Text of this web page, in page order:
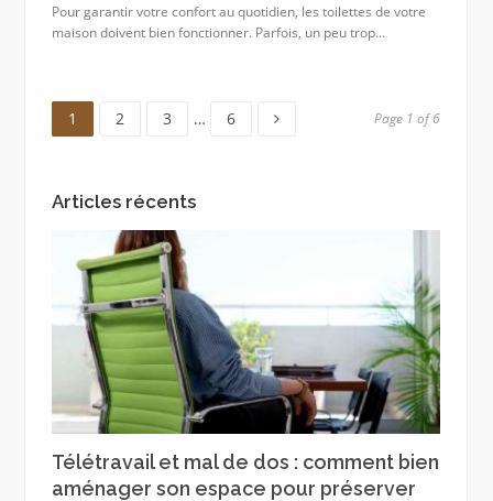
Pour garantir votre confort au quotidien, les toilettes de votre
maison doivent bien fonctionner. Parfois, un peu trop...
Page
1 Page
2 Page
3 … Page
6 Page 1 of 6
Articles récents
Télétravail et mal de dos : comment bien
aménager son espace pour préserver